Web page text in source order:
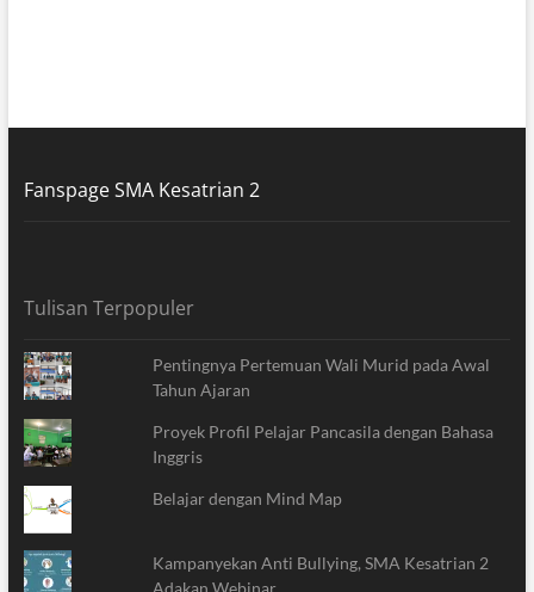
Fanspage SMA Kesatrian 2
Tulisan Terpopuler
Pentingnya Pertemuan Wali Murid pada Awal
Tahun Ajaran
Proyek Profil Pelajar Pancasila dengan Bahasa
Inggris
Belajar dengan Mind Map
Kampanyekan Anti Bullying, SMA Kesatrian 2
Adakan Webinar